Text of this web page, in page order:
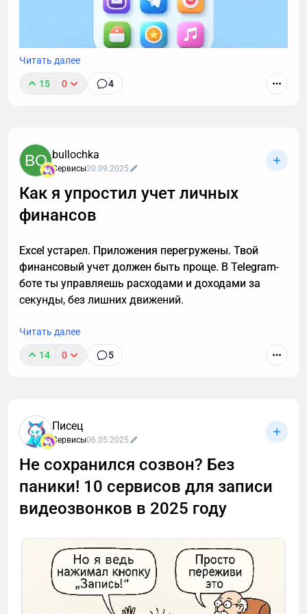
В прошлой статье обсудили идею "мессенджер как
нативными приложениями и Telegram Mini Apps.
Речь пойдет о глобальных отличиях, которые
сильнее всего влияют на принятие решения
бизнеса о выборе того или иного сервиса/
платформы.
Читать далее
15 0 4
BO bullochka
Сервисы20.09.2025
Как я упростил учет личных
финансов
Excel устарел. Приложения перегружены. Твой
финансовый учет должен быть проще. В Telegram-
боте ты управляешь расходами и доходами за
секунды, без лишних движений.
Читать далее
14 0 5
Писец
Сервисы06.05.2025
Не сохранился созвон? Без
паники! 10 сервисов для записи
видеозвонков в 2025 году